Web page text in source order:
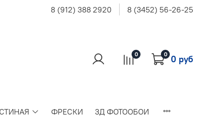
8 (912) 388 2920 8 (3452) 56-26-25
0 0 0 руб
ФРЕСКИ 3Д ФОТООБОИ